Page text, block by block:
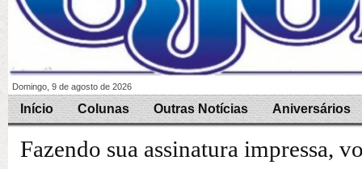
Domingo, 9 de agosto de 2026
Início Colunas Outras Notícias Aniversários
Fazendo sua assinatura impressa,